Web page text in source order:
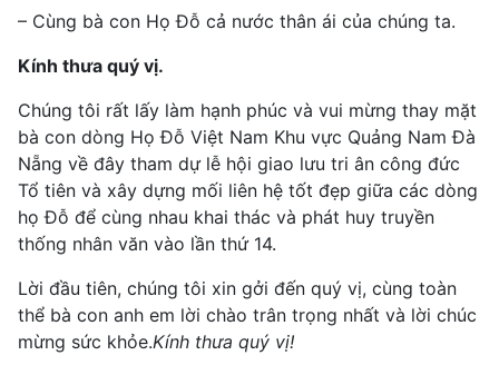
– Cùng bà con Họ Đỗ cả nước thân ái của chúng ta.
Kính thưa quý vị.
Chúng tôi rất lấy làm hạnh phúc và vui mừng thay mặt
bà con dòng Họ Đỗ Việt Nam Khu vực Quảng Nam Đà
Nẵng về đây tham dự lễ hội giao lưu tri ân công đức
Tổ tiên và xây dựng mối liên hệ tốt đẹp giữa các dòng
họ Đỗ để cùng nhau khai thác và phát huy truyền
thống nhân văn vào lần thứ 14.
Lời đầu tiên, chúng tôi xin gởi đến quý vị, cùng toàn
thể bà con anh em lời chào trân trọng nhất và lời chúc
mừng sức khỏe.Kính thưa quý vị!